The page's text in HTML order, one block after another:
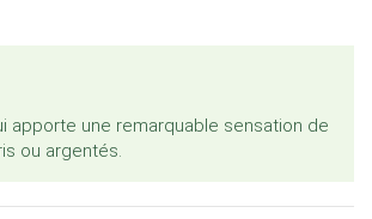
apporte une remarquable sensation de
ou argentés.